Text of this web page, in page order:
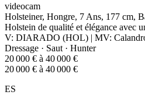
videocam
Holsteiner, Hongre, 7 Ans, 177 cm,
Holstein de qualité et élégance avec
V: DIARADO (HOL) | MV:
Dressage · Saut · Hunter
20 000 € à 40 000 €
20 000 € à 40 000 €
ES